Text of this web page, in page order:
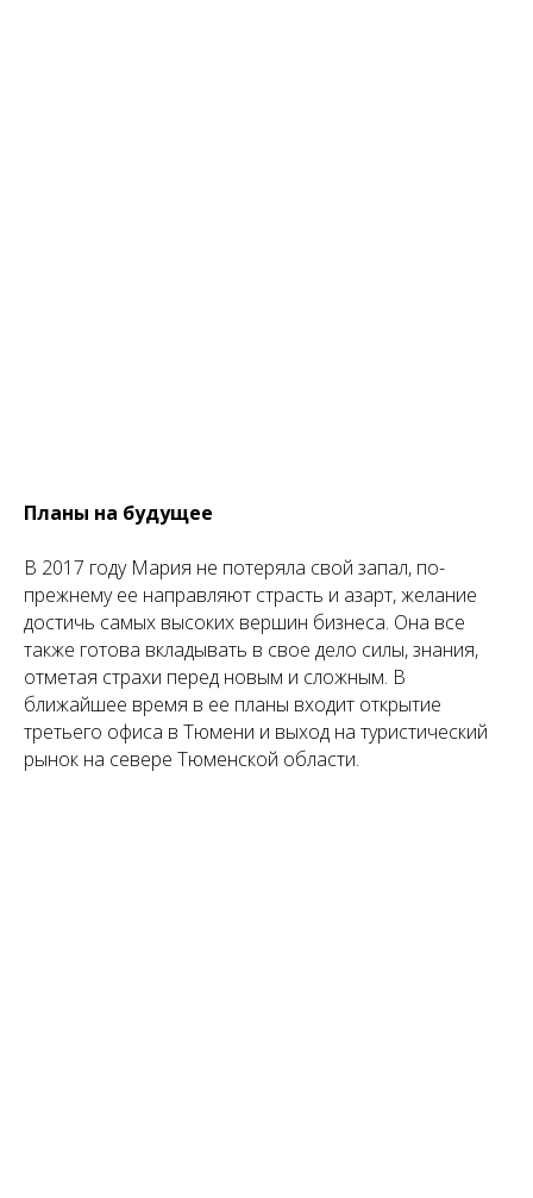
Планы на будущее
В 2017 году Мария не потеряла свой запал, по-
прежнему ее направляют страсть и азарт, желание
достичь самых высоких вершин бизнеса. Она все
также готова вкладывать в свое дело силы, знания,
отметая страхи перед новым и сложным. В
ближайшее время в ее планы входит открытие
третьего офиса в Тюмени и выход на туристический
рынок на севере Тюменской области.